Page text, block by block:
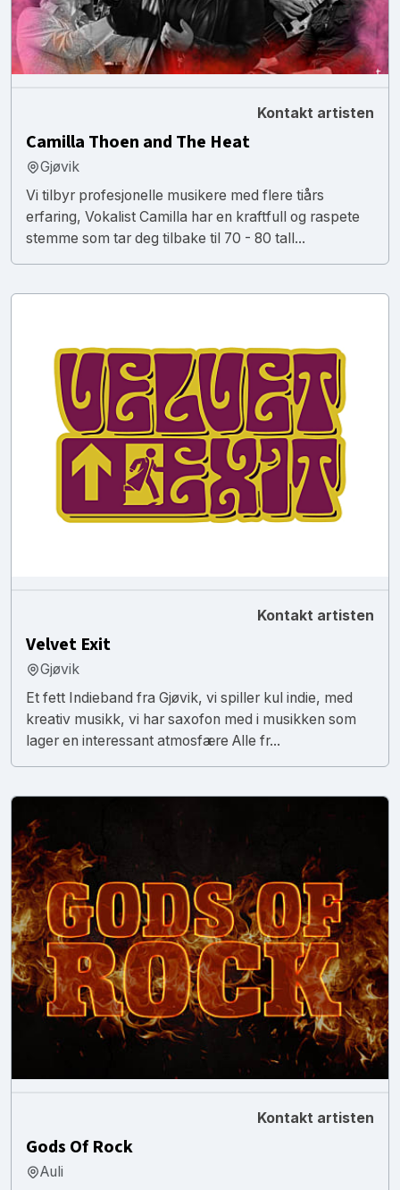
Kontakt artisten
Camilla Thoen and The Heat
Gjøvik
Vi tilbyr profesjonelle musikere med flere tiårs
erfaring, Vokalist Camilla har en kraftfull og raspete
stemme som tar deg tilbake til 70 - 80 tall...
Kontakt artisten
Velvet Exit
Gjøvik
Et fett Indieband fra Gjøvik, vi spiller kul indie, med
kreativ musikk, vi har saxofon med i musikken som
lager en interessant atmosfære Alle fr...
Kontakt artisten
Gods Of Rock
Auli